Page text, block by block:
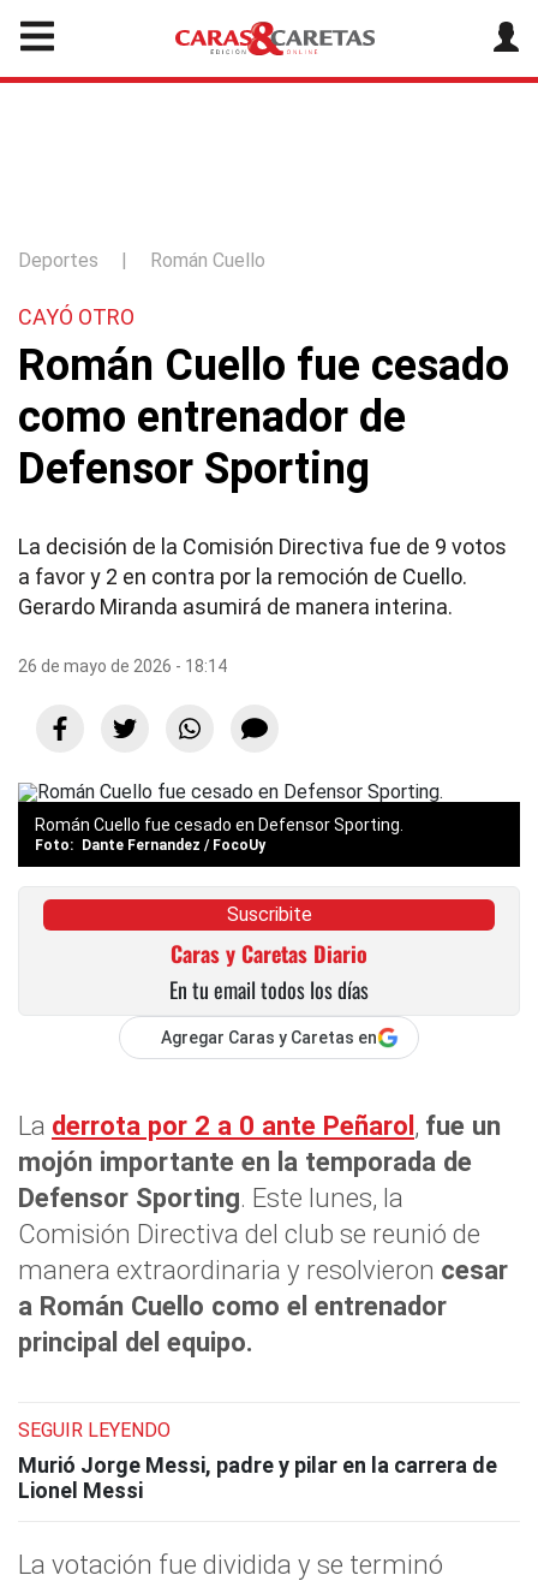
Deportes | Román Cuello
CAYÓ OTRO
Román Cuello fue cesado
como entrenador de
Defensor Sporting
La decisión de la Comisión Directiva fue de 9 votos
a favor y 2 en contra por la remoción de Cuello.
Gerardo Miranda asumirá de manera interina.
26 de mayo de 2026 - 18:14
Román Cuello fue cesado en Defensor Sporting.
Dante Fernandez / FocoUy
Suscribite
Caras y Caretas Diario
En tu email todos los días
Agregar Caras y Caretas en
La derrota por 2 a 0 ante Peñarol, fue un
mojón importante en la temporada de
Defensor Sporting. Este lunes, la
Comisión Directiva del club se reunió de
manera extraordinaria y resolvieron cesar
a Román Cuello como el entrenador
principal del equipo.
SEGUIR LEYENDO
Murió Jorge Messi, padre y pilar en la carrera de
Lionel Messi
La votación fue dividida y se terminó